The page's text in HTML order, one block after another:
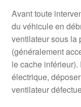
Avant toute
du véhicule en
ventilateur sous la
(généralement
le cache
électrique,
ventilateur